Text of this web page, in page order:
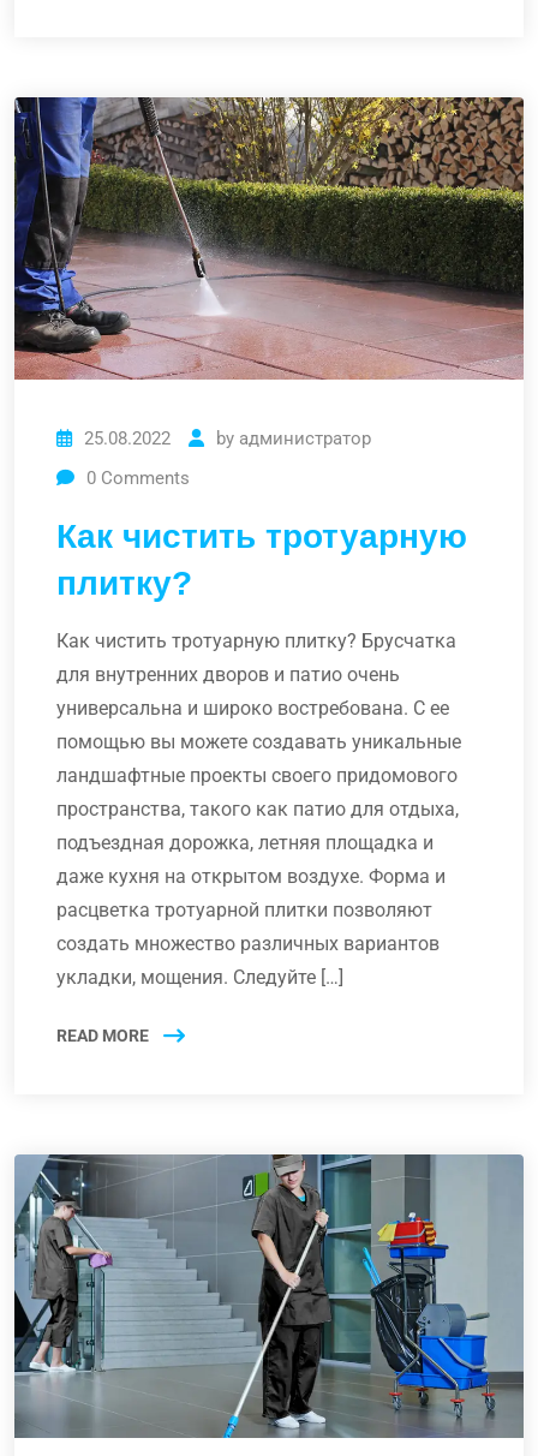
25.08.2022 by администратор
0 Comments
Как чистить тротуарную
плитку?
Как чистить тротуарную плитку? Брусчатка
для внутренних дворов и патио очень
универсальна и широко востребована. С ее
помощью вы можете создавать уникальные
ландшафтные проекты своего придомового
пространства, такого как патио для отдыха,
подъездная дорожка, летняя площадка и
даже кухня на открытом воздухе. Форма и
расцветка тротуарной плитки позволяют
создать множество различных вариантов
укладки, мощения. Следуйте […]
READ MORE